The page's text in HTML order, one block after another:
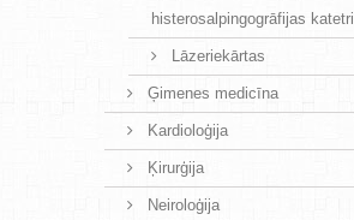
histerosalpingogrāfijas katetri
Lāzeriekārtas
Ģimenes medicīna
Kardioloģija
Ķirurģija
Neiroloģija